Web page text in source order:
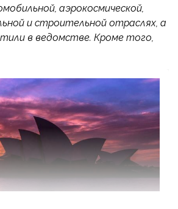
аэрокосмической,
и строительной отраслях, а
в ведомстве. Кроме того,